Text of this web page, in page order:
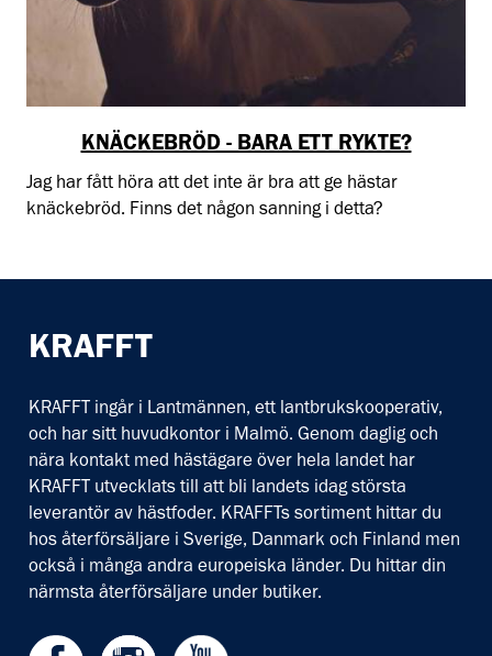
KNÄCKEBRÖD - BARA ETT RYKTE?
Jag har fått höra att det inte är bra att ge hästar
knäckebröd. Finns det någon sanning i detta?
KRAFFT
KRAFFT ingår i Lantmännen, ett lantbrukskooperativ,
och har sitt huvudkontor i Malmö. Genom daglig och
nära kontakt med hästägare över hela landet har
KRAFFT utvecklats till att bli landets idag största
leverantör av hästfoder. KRAFFTs sortiment hittar du
hos återförsäljare i Sverige, Danmark och Finland men
också i många andra europeiska länder. Du hittar din
närmsta återförsäljare under butiker.
Facebook Instagram Youtube